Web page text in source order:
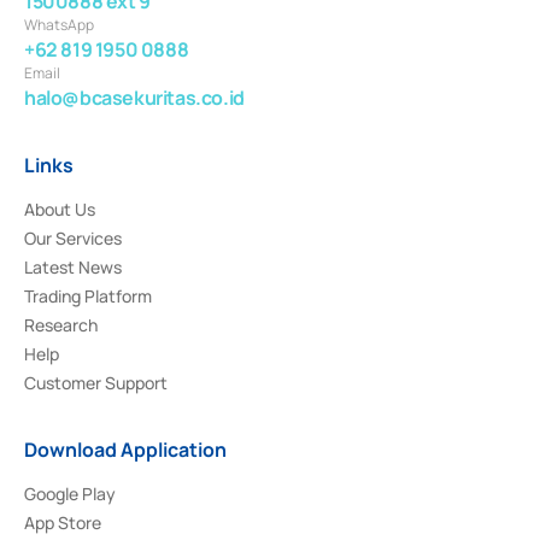
WhatsApp
+62 819 1950 0888
Email
halo@bcasekuritas.co.id
Links
About Us
Our Services
Latest News
Trading Platform
Research
Help
Customer Support
Download Application
Google Play
App Store